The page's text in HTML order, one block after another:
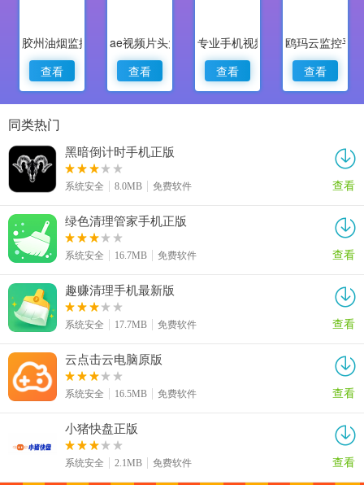
胶州油烟监控
查看
ae视频片头大师
查看
专业手机视频监控
查看
鸥玛云监控平
查看
同类热门
黑暗倒计时手机正版
系统安全 8.0MB 免费软件 查看
绿色清理管家手机正版
系统安全 16.7MB 免费软件 查看
趣赚清理手机最新版
系统安全 17.7MB 免费软件 查看
云点击云电脑原版
系统安全 16.5MB 免费软件 查看
小猪快盘正版
系统安全 2.1MB 免费软件 查看